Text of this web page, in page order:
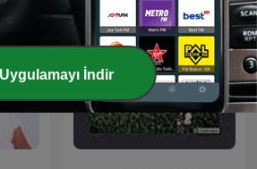
Uygulamayı İndir